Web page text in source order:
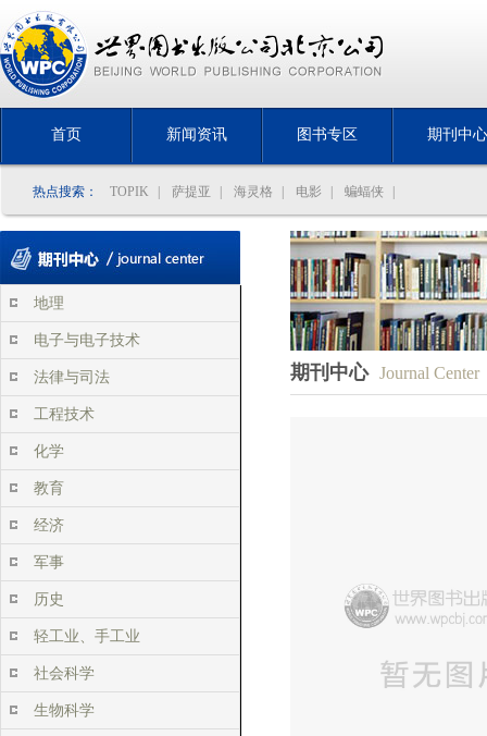
首页 新闻资讯 图书专区 期刊中心
热点搜索： TOPIK 萨提亚 海灵格 电影 蝙蝠侠
地理
电子与电子技术
法律与司法
工程技术
化学
教育
经济
军事
历史
轻工业、手工业
社会科学
生物科学
期刊中心 Journal Center